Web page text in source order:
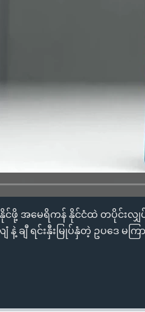
ဖို့ အမေရိကန် နိုင်ငံထဲ တပိုင်းလျှ
နဲ့ ချီ ရင်းနှီးမြုပ်နှံတဲ့ ဥပဒေ မက